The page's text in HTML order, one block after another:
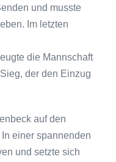
und musste
Im letzten
die Mannschaft
der den Einzug
auf den
einer spannenden
und setzte sich